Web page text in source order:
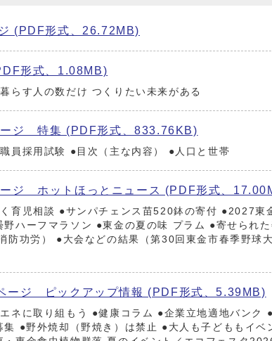
(PDF形式、26.72MB)
形式、1.08MB)
らす人の数だけ つくりたい未来がある
ジ 特集 (PDF形式、833.76KB)
員採用試験 ●目次（主な内容） ●人口と世帯
ジ ホットほっとニュース (PDF形式、
育児相談 ●サンパチェンス苗520鉢の寄付 ●2027東
野ハーフマラソン ●東金の夏の味 プラム ●寄せられ
防功労） ●大会などの結果（第30回東金市春季野球
ージ ピックアップ情報 (PDF形式、5.39MB)
ネに取り組もう ●健康コラム ●企業立地適地バンク
集 ●野外焼却（野焼き）は禁止 ●大人も子どももイ